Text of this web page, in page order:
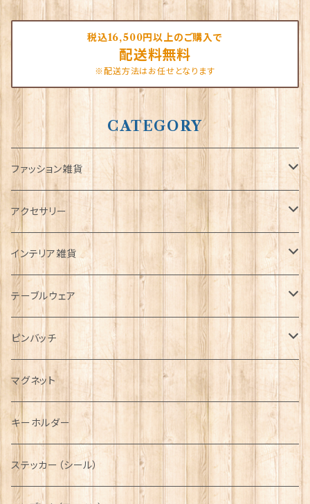
税込16,500円以上のご購入で
配送料無料
※配送方法はお任せとなります
CATEGORY
ファッション雑貨
タータンネクタイ
帽子
キャップ
ハンチング帽
キャスケット
ディアストーカー
ニット帽
Tシャツ
マフラー
タータン【Bronte by Moon】
タータン【Glencroft】
ボタンラップマフラー【Aran Traditions】
サッシュ
スカーフ
ファッションマスク
アクセサリー
ORTAK
ブローチ
ペンダント
チャーム
その他のアクセサリー
インテリア雑貨
インテリア置物
ラブスプーン
ラブスプーン【SION LLEWELLYN】
ラブスプーン【PAUL CURTIS】
ファブリック
テーブルウェア
ティータオル
ペーパーナプキン
ティーコジー
その他テーブルウェア
ピンバッチ
ジェネラルデザイン
乗り物
動物＆植物
国旗＆紋章
ミリタリー
NAVY
AIRFORCE
ピューター
マグネット
キーホルダー
ステッカー（シール）